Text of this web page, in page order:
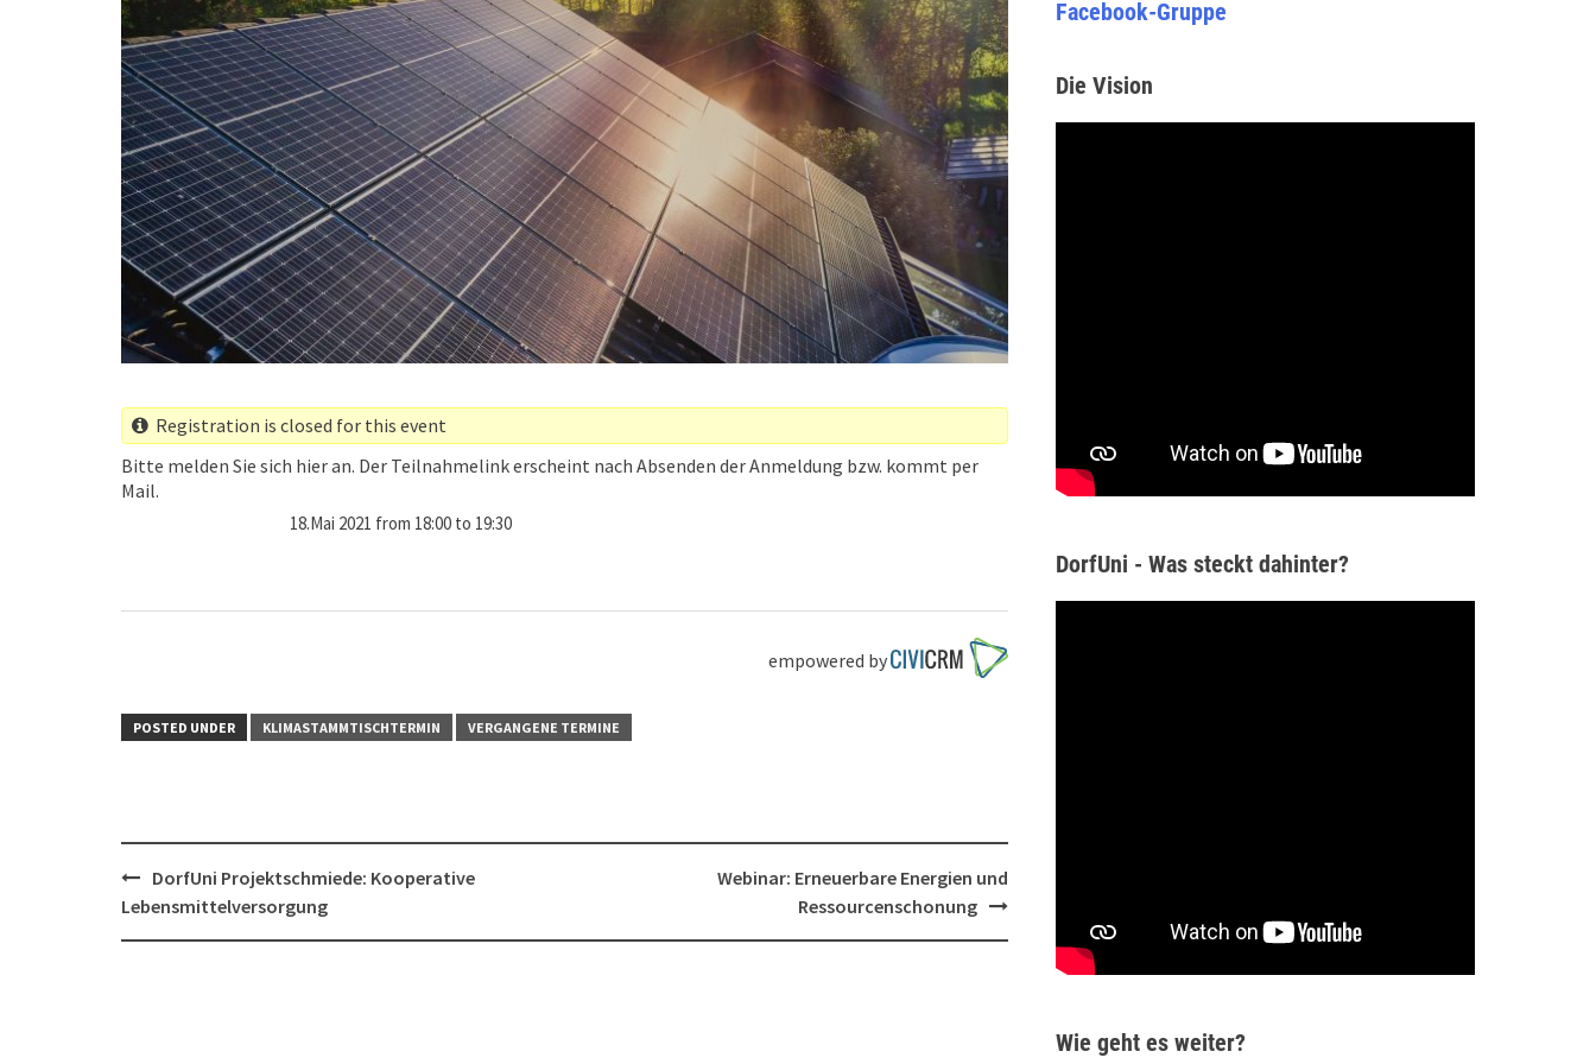
Registration is closed for this event
Bitte melden Sie sich hier an. Der Teilnahmelink erscheint nach Absenden der Anmeldung bzw. kommt per
Mail.
18.Mai 2021 from 18:00 to 19:30
empowered by
POSTED UNDER KLIMASTAMMTISCHTERMIN VERGANGENE TERMINE
Post
navigation
DorfUni Projektschmiede: Kooperative
Lebensmittelversorgung
Webinar: Erneuerbare Energien und
Ressourcenschonung
Facebook-Gruppe
Die Vision
DorfUni - Was steckt dahinter?
Wie geht es weiter?